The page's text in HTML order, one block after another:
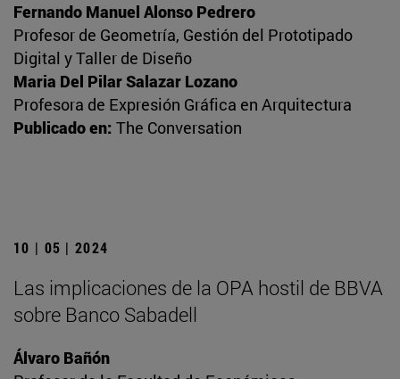
Fernando Manuel Alonso Pedrero
Profesor de Geometría, Gestión del Prototipado
Digital y Taller de Diseño
Maria Del Pilar Salazar Lozano
Profesora de Expresión Gráfica en Arquitectura
Publicado en: The Conversation
10 | 05 | 2024
Las implicaciones de la OPA hostil de BBVA
sobre Banco Sabadell
Álvaro Bañón